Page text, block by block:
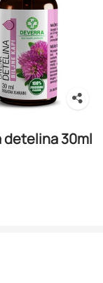
detelina 30ml